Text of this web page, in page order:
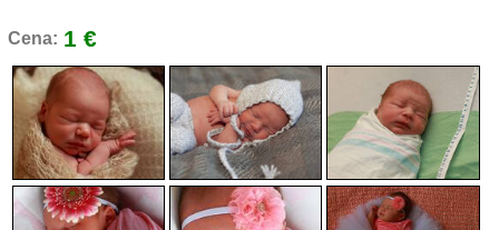
Cena: 1 €